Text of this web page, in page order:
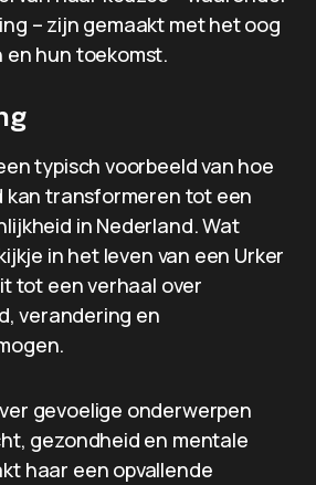
– zijn gemaakt met het oog
en hun toekomst.
typisch voorbeeld van hoe
kan transformeren tot een
in Nederland. Wat
in het leven van een Urker
tot een verhaal over
verandering en
gevoelige onderwerpen
gezondheid en mentale
haar een opvallende